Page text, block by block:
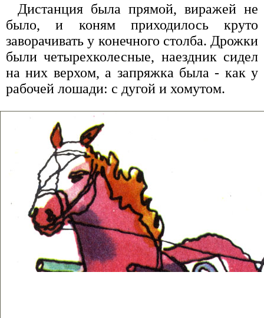
Дистанция была прямой, виражей не
было, и коням приходилось круто
заворачивать у конечного столба. Дрожки
были четырехколесные, наездник сидел
на них верхом, а запряжка была - как у
рабочей лошади: с дугой и хомутом.